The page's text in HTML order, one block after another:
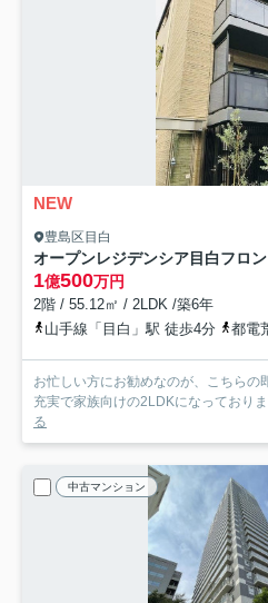
NEW
豊島区目白
オープンレジデンシア目白フロ
1億500万円
2階 / 55.12㎡ / 2LDK /築6年
山手線「目白」駅 徒歩4分
都電荒
お忙しい方にお勧めなのが、こちらの
充実で家族向けの2LDKになっており
る
中古マンション